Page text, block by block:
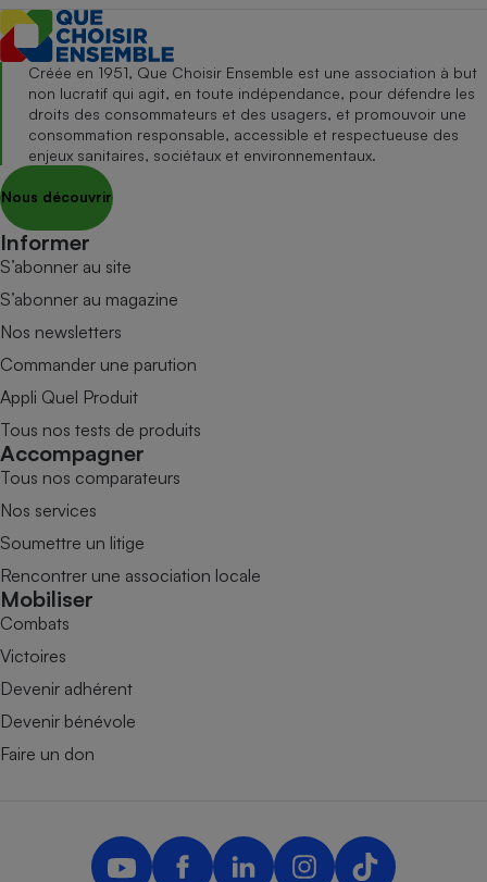
Créée en 1951, Que Choisir Ensemble est une association à but
non lucratif qui agit, en toute indépendance, pour défendre les
droits des consommateurs et des usagers, et promouvoir une
consommation responsable, accessible et respectueuse des
enjeux sanitaires, sociétaux et environnementaux.
Nous découvrir
Informer
S’abonner au site
S’abonner au magazine
Nos newsletters
Commander une parution
Appli Quel Produit
Tous nos tests de produits
Accompagner
Tous nos comparateurs
Nos services
Soumettre un litige
Rencontrer une association locale
Mobiliser
Combats
Victoires
Devenir adhérent
Devenir bénévole
Faire un don